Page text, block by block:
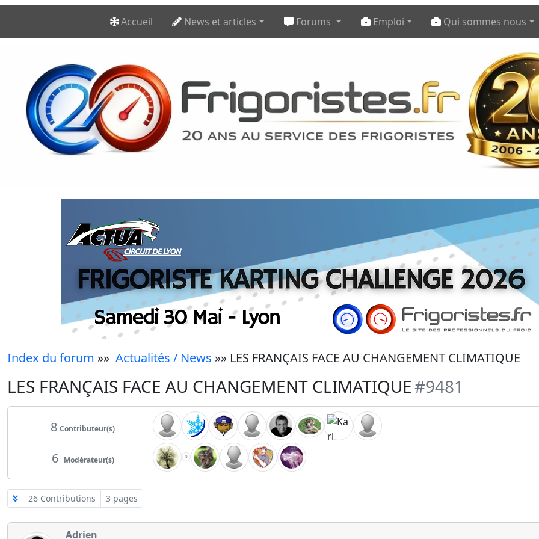
Accueil News et articles Forums Emploi Qui sommes nous
Index du forum »» Actualités / News »» LES FRANÇAIS FACE AU CHANGEMENT CLIMATIQUE
LES FRANÇAIS FACE AU CHANGEMENT CLIMATIQUE#9481
8 Contributeur(s)
6 Modérateur(s)
26 Contributions 3 pages
Adrien